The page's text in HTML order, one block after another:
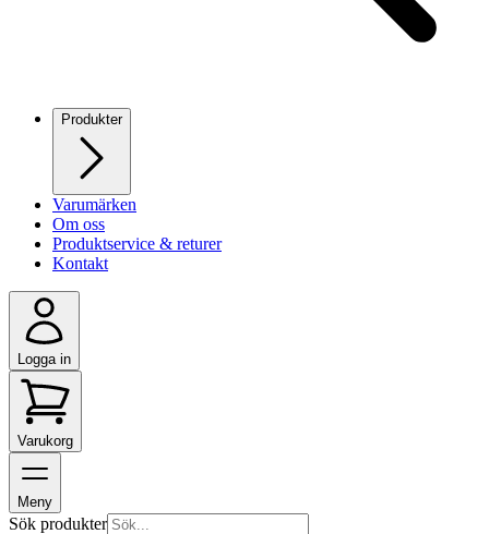
Produkter
Varumärken
Om oss
Produktservice & returer
Kontakt
Logga in
Varukorg
Meny
Sök produkter